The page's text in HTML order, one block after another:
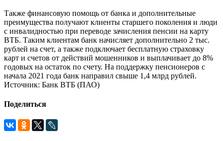
Также финансовую помощь от банка и дополнительные
преимущества получают клиенты старшего поколения и люди
с инвалидностью при переводе зачисления пенсии на карту
ВТБ. Таким клиентам банк начисляет дополнительно 2 тыс.
рублей на счет, а также подключает бесплатную страховку
карт и счетов от действий мошенников и выплачивает до 8%
годовых на остаток по счету. На поддержку пенсионеров с
начала 2021 года банк направил свыше 1,4 млрд рублей.
Источник: Банк ВТБ (ПАО)
Поделиться